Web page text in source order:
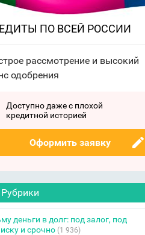
ПО ВСЕЙ РОССИИ
рассмотрение и высокий
одобрения
Доступно даже с плохой
кредитной историей
Оформить заявку
Рубрики
деньги в долг: под залог, под
и срочно(1 936)